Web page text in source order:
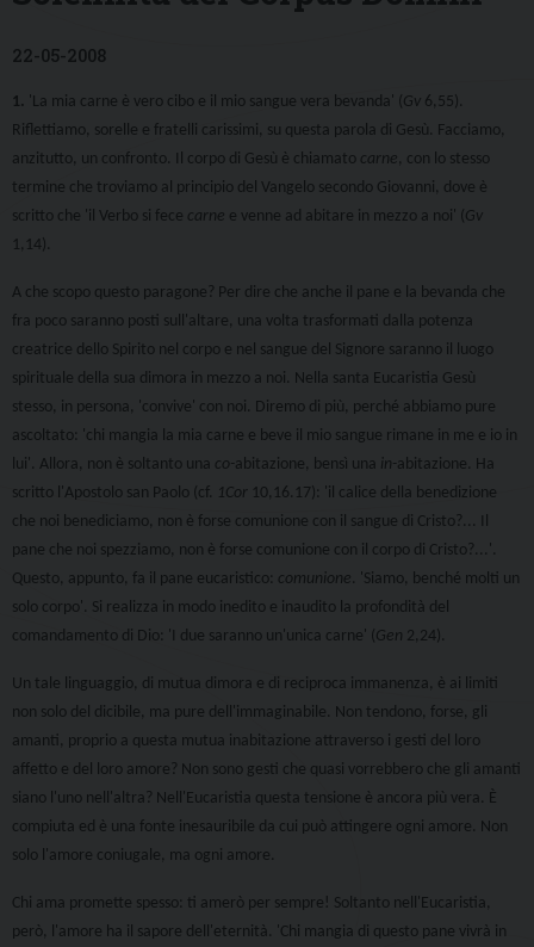
22-05-2008
1. 'La mia carne è vero cibo e il mio sangue vera bevanda' ( Gv 6,55).
Riflettiamo, sorelle e fratelli carissimi, su questa parola di Gesù. Facciamo,
anzitutto, un confronto. Il corpo di Gesù è chiamato carne, con lo stesso
termine che troviamo al principio del Vangelo secondo Giovanni, dove è
scritto che 'il Verbo si fece carne e venne ad abitare in mezzo a noi' ( Gv
1,14).
A che scopo questo paragone? Per dire che anche il pane e la bevanda che
fra poco saranno posti sull'altare, una volta trasformati dalla potenza
creatrice dello Spirito nel corpo e nel sangue del Signore saranno il luogo
spirituale della sua dimora in mezzo a noi. Nella santa Eucaristia Gesù
stesso, in persona, 'convive' con noi. Diremo di più, perché abbiamo pure
ascoltato: 'chi mangia la mia carne e beve il mio sangue rimane in me e io in
lui'. Allora, non è soltanto una co-abitazione, bensì una in-abitazione. Ha
scritto l'Apostolo san Paolo (cf. 1Cor 10,16.17): 'il calice della benedizione
che noi benediciamo, non è forse comunione con il sangue di Cristo?... Il
pane che noi spezziamo, non è forse comunione con il corpo di Cristo?...'.
Questo, appunto, fa il pane eucaristico: comunione. 'Siamo, benché molti un
solo corpo'. Si realizza in modo inedito e inaudito la profondità del
comandamento di Dio: 'I due saranno un'unica carne' ( Gen 2,24).
Un tale linguaggio, di mutua dimora e di reciproca immanenza, è ai limiti
non solo del dicibile, ma pure dell'immaginabile. Non tendono, forse, gli
amanti, proprio a questa mutua inabitazione attraverso i gesti del loro
affetto e del loro amore? Non sono gesti che quasi vorrebbero che gli amanti
siano l'uno nell'altra? Nell'Eucaristia questa tensione è ancora più vera. È
compiuta ed è una fonte inesauribile da cui può attingere ogni amore. Non
solo l'amore coniugale, ma ogni amore.
Chi ama promette spesso: ti amerò per sempre! Soltanto nell'Eucaristia,
però, l'amore ha il sapore dell'eternità. 'Chi mangia di questo pane vivrà in